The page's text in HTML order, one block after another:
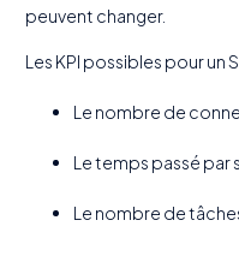
peuvent changer.
Les KPI possibles pour un
Le nombre de
Le temps passé par
Le nombre de